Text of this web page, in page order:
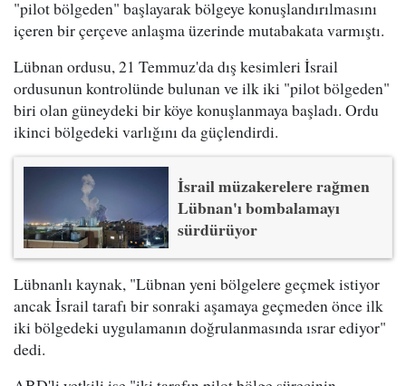
"pilot bölgeden" başlayarak bölgeye konuşlandırılmasını
içeren bir çerçeve anlaşma üzerinde mutabakata varmıştı.
Lübnan ordusu, 21 Temmuz'da dış kesimleri İsrail
ordusunun kontrolünde bulunan ve ilk iki "pilot bölgeden"
biri olan güneydeki bir köye konuşlanmaya başladı. Ordu
ikinci bölgedeki varlığını da güçlendirdi.
İsrail müzakerelere rağmen
Lübnan'ı bombalamayı
sürdürüyor
Lübnanlı kaynak, "Lübnan yeni bölgelere geçmek istiyor
ancak İsrail tarafı bir sonraki aşamaya geçmeden önce ilk
iki bölgedeki uygulamanın doğrulanmasında ısrar ediyor"
dedi.